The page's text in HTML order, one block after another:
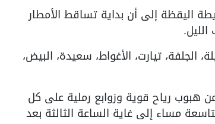
اليقظة إلى أن بداية تساقط الأمطار
الجلفة، تيارت، الأغواط، سعيدة، البيض،
هبوب رياح قوية وزوابع رملية على كل
مساء إلى غاية الساعة الثالثة بعد